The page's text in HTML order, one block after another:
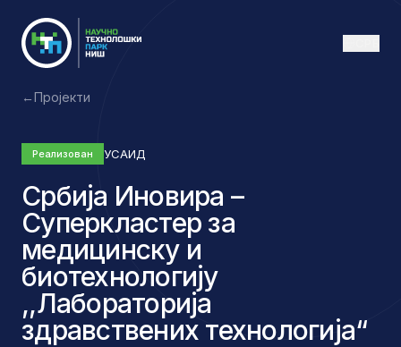
←Пројекти
Реализован УСАИД
Србија Иновира –
Суперкластер за
медицинску и
биотехнологију
,,Лабораторија
здравствених технологија“